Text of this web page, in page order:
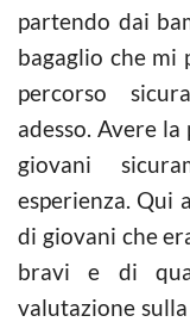
partendo dai
bagaglio che mi
percorso
adesso. Avere
giovani
esperienza. Qui
di giovani che
bravi e di
valutazione sulla